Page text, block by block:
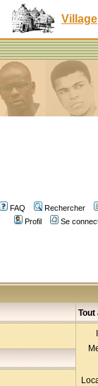
Village
FAQ
Rechercher
Profil
Se
Tout